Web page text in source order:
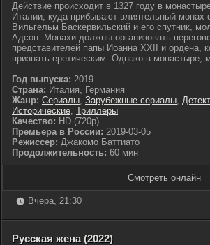
Действие происходит в 1327 году в
Италии, куда прибывают влиятельный монах-
Вильгельм Баскервильский и его спутник,
Адсон. Монахи должны организовать
представителей папы Иоанна XXII и ордена,
признать еретическим. Однако в монастыре,
Год выпуска: 2019
Страна: Италия, Германия
Жанр: Сериалы, Зарубежные сериалы,
Исторические, Триллеры
Качество: HD (720p)
Премьера в России: 2019-03-05
Режиссер: Джакомо Баттиато
Продолжительность: 60 мин
Смотреть онлайн
Вчера, 21:30
Русская жена (2022)